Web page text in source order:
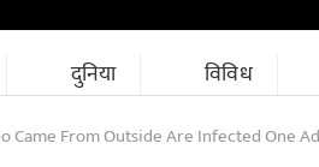
दुनिया विविध
Outside Are Infected One Admitted In